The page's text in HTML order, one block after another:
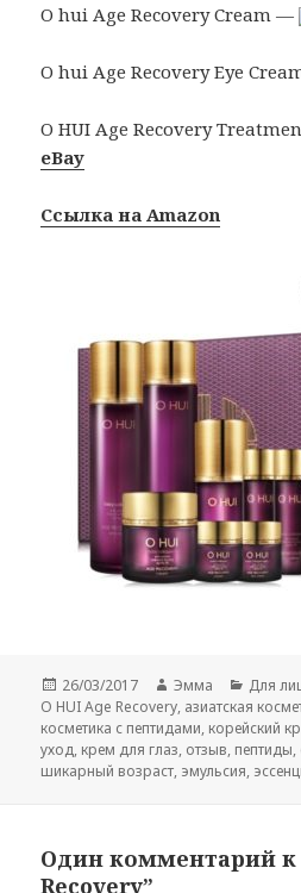
O hui Age Recovery Cream —
O hui Age Recovery Eye
O HUI Age Recovery
eBay
Ссылка на Amazon
Опубликовано
26/03/2017 Автор
Эмма Для
O HUI Age Recovery, азиатская
косметика с пептидами, корейский
уход, крем для глаз, отзыв, пептиды,
шикарный возраст, эмульсия,
Один комментарий к
Recovery”